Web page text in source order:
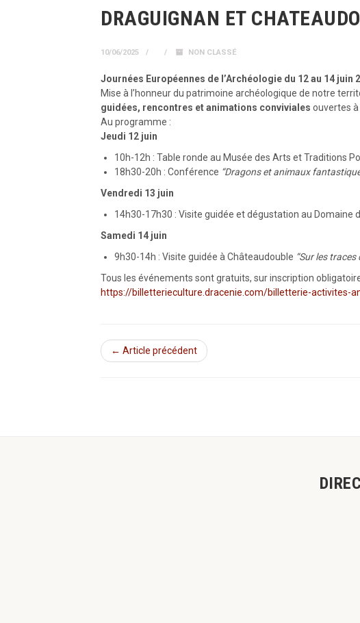
DRAGUIGNAN ET
10/06/2025 NON CLASSÉ
Journées Européennes de l’Archéologie du 12 au 14 juin
Mise à l’honneur du patrimoine archéologique de notre
guidées, rencontres et animations conviviales ouvertes à
Au programme :
Jeudi 12 juin
10h-12h : Table ronde au Musée des Arts et Traditions
18h30-20h : Conférence “Dragons et animaux
Vendredi 13 juin
14h30-17h30 : Visite guidée et dégustation au
Samedi 14 juin
9h30-14h : Visite guidée à Châteaudouble “Sur les traces
Tous les événements sont gratuits, sur inscription
https://billetterieculture.dracenie.com/billetterie-activites-
← Article précédent